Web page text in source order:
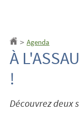
Accueil
> Agenda
À
!
Découvrez deux